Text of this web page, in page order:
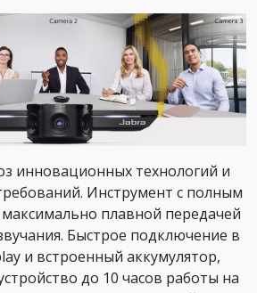
инновационных технологий и
Инструмент с полным
плавной передачей
Быстрое подключение в
и встроенный аккумулятор,
до 10 часов работы на